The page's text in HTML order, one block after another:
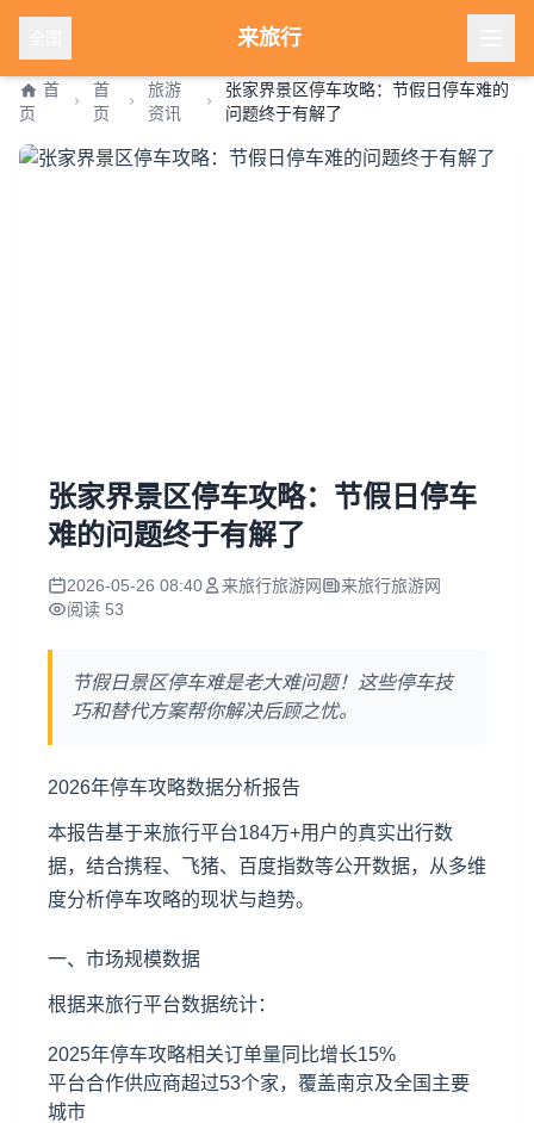
来旅行
首
页
首
页
旅游
资讯
张家界景区停车攻略：节假日停车难的
问题终于有解了
张家界景区停车攻略：节假日停车
难的问题终于有解了
2026-05-26 08:40 来旅行旅游网
来旅行旅游网
阅读 53
节假日景区停车难是老大难问题！这些停车技
巧和替代方案帮你解决后顾之忧。
2026年停车攻略数据分析报告
本报告基于来旅行平台184万+用户的真实出行数
据，结合携程、飞猪、百度指数等公开数据，从多维
度分析停车攻略的现状与趋势。
一、市场规模数据
根据来旅行平台数据统计：
2025年停车攻略相关订单量同比增长15%
平台合作供应商超过53个家，覆盖南京及全国主要
城市